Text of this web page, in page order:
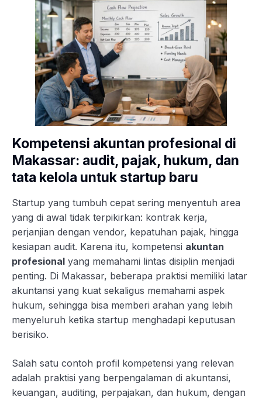
Kompetensi akuntan profesional di
Makassar: audit, pajak, hukum, dan
tata kelola untuk startup baru
Startup yang tumbuh cepat sering menyentuh area
yang di awal tidak terpikirkan: kontrak kerja,
perjanjian dengan vendor, kepatuhan pajak, hingga
kesiapan audit. Karena itu, kompetensi akuntan
profesional yang memahami lintas disiplin menjadi
penting. Di Makassar, beberapa praktisi memiliki latar
akuntansi yang kuat sekaligus memahami aspek
hukum, sehingga bisa memberi arahan yang lebih
menyeluruh ketika startup menghadapi keputusan
berisiko.
Salah satu contoh profil kompetensi yang relevan
adalah praktisi yang berpengalaman di akuntansi,
keuangan, auditing, perpajakan, dan hukum, dengan